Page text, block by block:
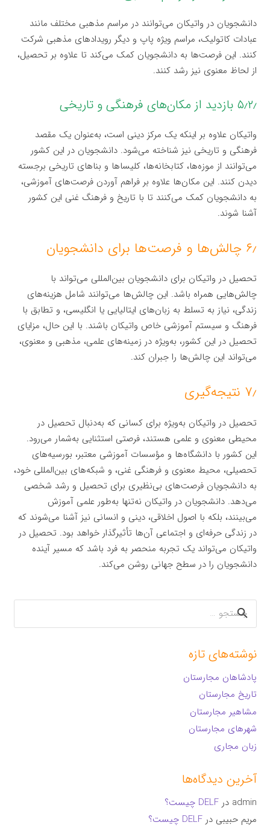
دانشجویان در واتیکان می‌توانند در مراسم مذهبی مختلف مانند
عبادات کاتولیک، مراسم ویژه پاپ و دیگر رویدادهای مذهبی شرکت
کنند. این فرصت‌ها به دانشجویان کمک می‌کند تا علاوه بر تحصیل،
از لحاظ معنوی نیز رشد کنند.
۵٫۲٫ بازدید از مکان‌های فرهنگی و تاریخی
واتیکان علاوه بر اینکه یک مرکز دینی است، به‌عنوان یک مقصد
فرهنگی و تاریخی نیز شناخته می‌شود. دانشجویان در این کشور
می‌توانند از موزه‌ها، کتابخانه‌ها، کلیساها و بناهای تاریخی برجسته
دیدن کنند. این مکان‌ها علاوه بر فراهم آوردن فرصت‌های آموزشی،
به دانشجویان کمک می‌کنند تا با تاریخ و فرهنگ غنی این کشور
آشنا شوند.
۶٫ چالش‌ها و فرصت‌ها برای دانشجویان
تحصیل در واتیکان برای دانشجویان بین‌المللی می‌تواند با
چالش‌هایی همراه باشد. این چالش‌ها می‌توانند شامل هزینه‌های
زندگی، نیاز به تسلط به زبان‌های ایتالیایی یا انگلیسی، و تطابق با
فرهنگ و سیستم آموزشی خاص واتیکان باشند. با این حال، مزایای
تحصیل در این کشور، به‌ویژه در زمینه‌های علمی، مذهبی و معنوی،
می‌تواند این چالش‌ها را جبران کند.
۷٫ نتیجه‌گیری
تحصیل در واتیکان به‌ویژه برای کسانی که به‌دنبال تحصیل در
محیطی معنوی و علمی هستند، فرصتی استثنایی به‌شمار می‌رود.
این کشور با دانشگاه‌ها و مؤسسات آموزشی معتبر، بورسیه‌های
تحصیلی، محیط معنوی و فرهنگی غنی، و شبکه‌های بین‌المللی خود،
به دانشجویان فرصت‌های بی‌نظیری برای تحصیل و رشد شخصی
می‌دهد. دانشجویان در واتیکان نه‌تنها به‌طور علمی آموزش
می‌بینند، بلکه با اصول اخلاقی، دینی و انسانی نیز آشنا می‌شوند که
در زندگی حرفه‌ای و اجتماعی آن‌ها تأثیرگذار خواهد بود. تحصیل در
واتیکان می‌تواند یک تجربه منحصر به فرد باشد که مسیر آینده
دانشجویان را در سطح جهانی روشن می‌کند.
جستجو
برای:
نوشته‌های تازه
پادشاهان مجارستان
تاریخ مجارستان
مشاهیر مجارستان
شهرهای مجارستان
زبان مجاری
آخرین دیدگاه‌ها
admin درDELF چیست؟
مریم حبیبی درDELF چیست؟